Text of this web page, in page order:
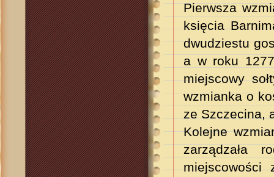
Pierwsza
księcia
dwudziestu
a w roku
miejscowy
wzmianka o
ze Szczecina,
Kolejne
zarządzała
miejscowości